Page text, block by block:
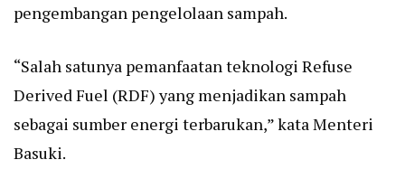
pengembangan pengelolaan sampah.
“Salah satunya pemanfaatan teknologi Refuse
Derived Fuel (RDF) yang menjadikan sampah
sebagai sumber energi terbarukan,” kata Menteri
Basuki.